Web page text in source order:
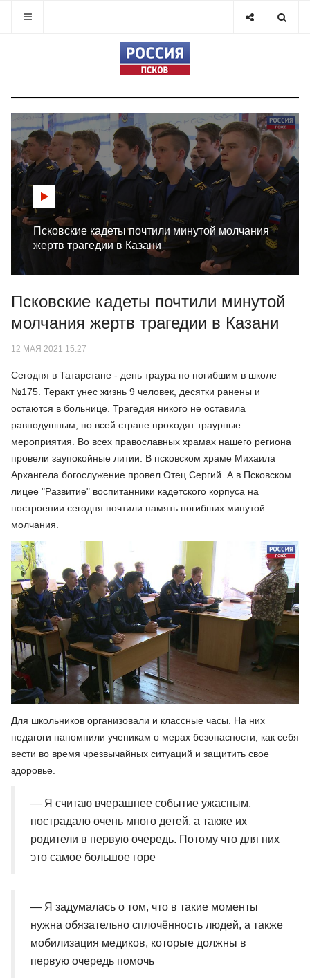
Псковские кадеты почтили минутой молчания
жертв трагедии в Казани
Псковские кадеты почтили минутой
молчания жертв трагедии в Казани
12 МАЯ 2021 15:27
Сегодня в Татарстане - день траура по погибшим в школе
№175. Теракт унес жизнь 9 человек, десятки ранены и
остаются в больнице. Трагедия никого не оставила
равнодушным, по всей стране проходят траурные
мероприятия. Во всех православных храмах нашего региона
провели заупокойные литии. В псковском храме Михаила
Архангела богослужение провел Отец Сергий. А в Псковском
лицее "Развитие" воспитанники кадетского корпуса на
построении сегодня почтили память погибших минутой
молчания.
Для школьников организовали и классные часы. На них
педагоги напомнили ученикам о мерах безопасности, как себя
вести во время чрезвычайных ситуаций и защитить свое
здоровье.
— Я считаю вчерашнее событие ужасным,
пострадало очень много детей, а также их
родители в первую очередь. Потому что для них
это самое большое горе
— Я задумалась о том, что в такие моменты
нужна обязательно сплочённость людей, а также
мобилизация медиков, которые должны в
первую очередь помочь